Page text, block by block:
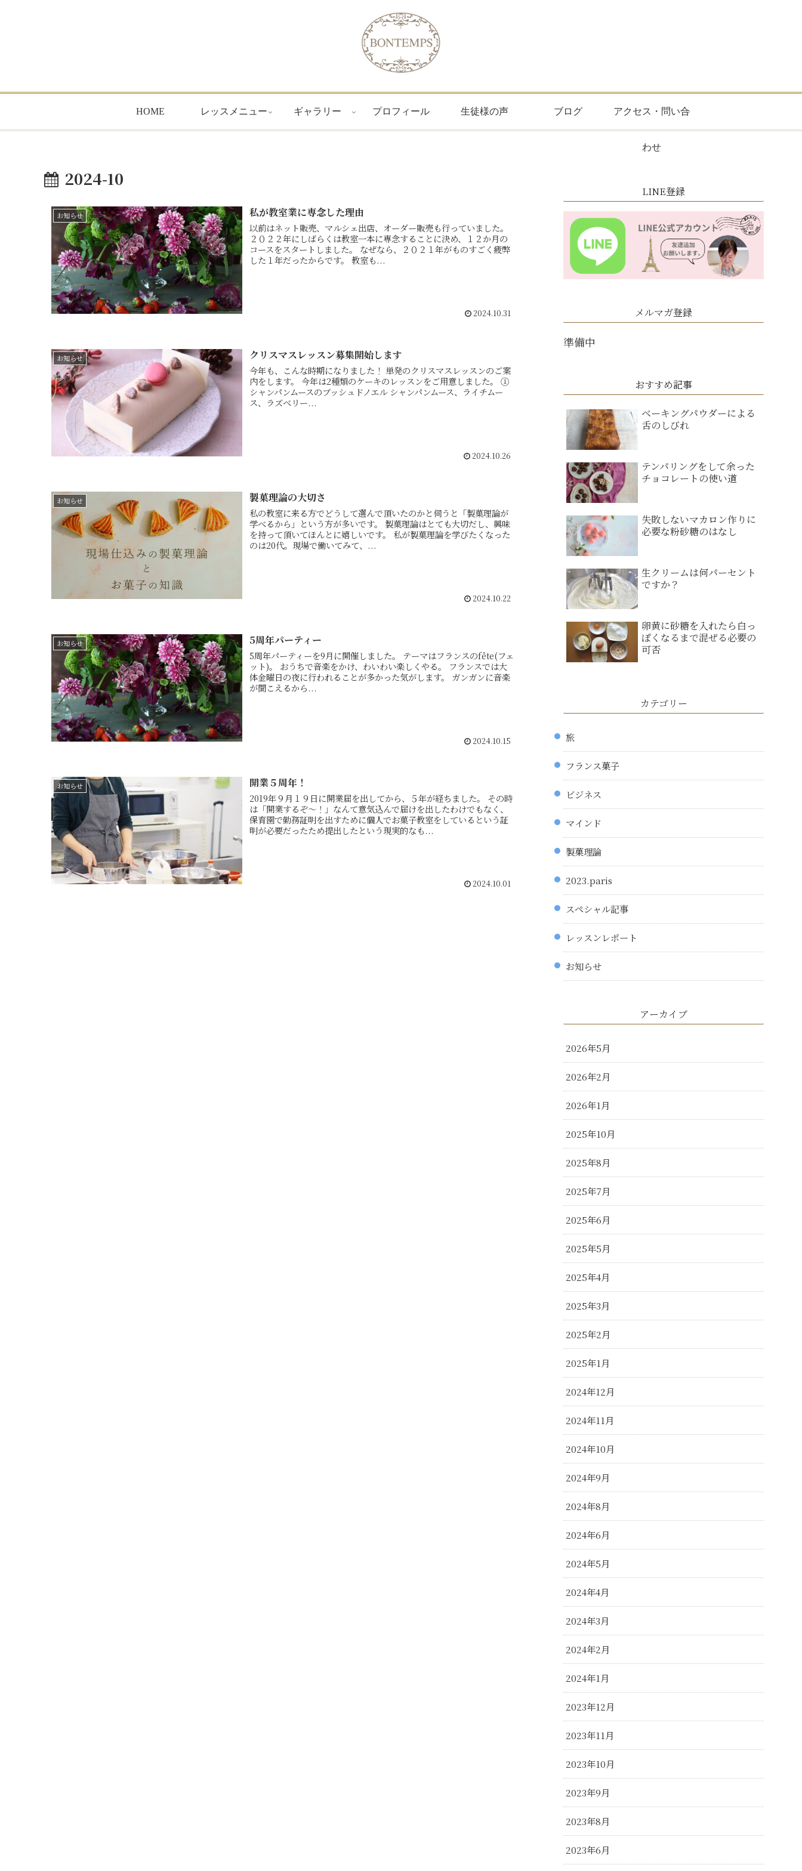
HOME レッスメニュー ギャラリー プロフィール 生徒様の声 ブログ アクセス・問い合
わせ
2024-10
お知らせ 私が教室業に専念した理由
以前はネット販売、マルシェ出店、オーダー販売も行っていました。
２０２２年にしばらくは教室一本に専念することに決め、１２か月の
コースをスタートしました。 なぜなら、２０２１年がものすごく疲弊
した１年だったからです。 教室も...
2024.10.31
お知らせ クリスマスレッスン募集開始します
今年も、こんな時期になりました！ 単発のクリスマスレッスンのご案
内をします。 今年は2種類のケーキのレッスンをご用意しました。 ①
シャンパンムースのブッシュドノエル シャンパンムース、ライチムー
ス、ラズベリー...
2024.10.26
お知らせ 製菓理論の大切さ
私の教室に来る方でどうして選んで頂いたのかと伺うと「製菓理論が
学べるから」という方が多いです。 製菓理論はとても大切だし、興味
を持って頂いてほんとに嬉しいです。 私が製菓理論を学びたくなった
のは20代。現場で働いてみて、...
2024.10.22
お知らせ 5周年パーティー
5周年パーティーを9月に開催しました。 テーマはフランスのfête(フェ
ット)。 おうちで音楽をかけ、わいわい楽しくやる。 フランスでは大
体金曜日の夜に行われることが多かった気がします。 ガンガンに音楽
が聞こえるから...
2024.10.15
お知らせ 開業５周年！
2019年９月１９日に開業届を出してから、５年が経ちました。 その時
は「開業するぞ～！」なんて意気込んで届けを出したわけでもなく、
保育園で勤務証明を出すために個人でお菓子教室をしているという証
明が必要だったため提出したという現実的なも...
2024.10.01
LINE登録
メルマガ登録
準備中
おすすめ記事
ベーキングパウダーによる
舌のしびれ
テンパリングをして余った
チョコレートの使い道
失敗しないマカロン作りに
必要な粉砂糖のはなし
生クリームは何パーセント
ですか？
卵黄に砂糖を入れたら白っ
ぽくなるまで混ぜる必要の
可否
カテゴリー
旅
フランス菓子
ビジネス
マインド
製菓理論
2023.paris
スペシャル記事
レッスンレポート
お知らせ
アーカイブ
2026年5月
2026年2月
2026年1月
2025年10月
2025年8月
2025年7月
2025年6月
2025年5月
2025年4月
2025年3月
2025年2月
2025年1月
2024年12月
2024年11月
2024年10月
2024年9月
2024年8月
2024年6月
2024年5月
2024年4月
2024年3月
2024年2月
2024年1月
2023年12月
2023年11月
2023年10月
2023年9月
2023年8月
2023年6月